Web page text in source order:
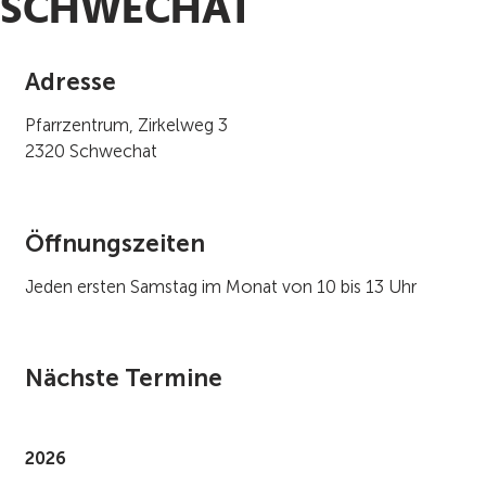
SCHWECHAT
Adresse
Pfarrzentrum, Zirkelweg 3
2320 Schwechat
Öffnungszeiten
Jeden ersten Samstag im Monat von 10 bis 13 Uhr
Nächste Termine
2026